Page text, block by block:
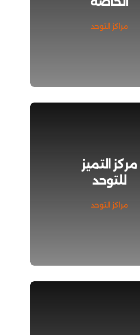
مراكز التوحد
مركز التميز
للتوحد
مراكز التوحد